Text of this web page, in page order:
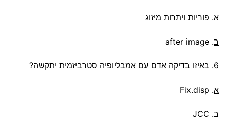
א. פוריות ויתרות מיזוג
ב. after image
6. באיזו בדיקה אדם עם אמבליופיה סטרביזמית יתקשה?
א. Fix.disp
ב. JCC